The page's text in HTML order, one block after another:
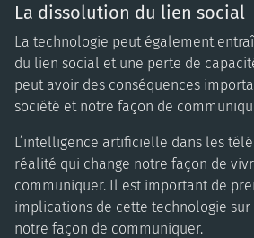
La dissolution du lien social
La technologie peut également
du lien social et une perte de
peut avoir des conséquences
société et notre façon de
L’intelligence artificielle dans les
réalité qui change notre façon de
communiquer. Il est important de
implications de cette technologie
notre façon de communiquer.